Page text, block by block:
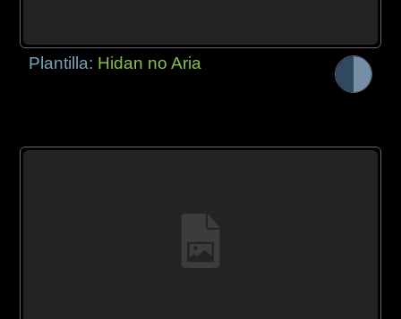
Plantilla: Hidan no Aria